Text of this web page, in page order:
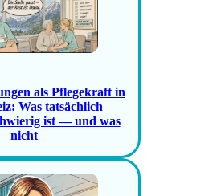
als Pflegekraft in
Was tatsächlich
ist — und was
nicht